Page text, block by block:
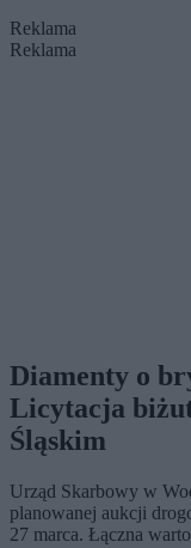
Reklama
Reklama
Diamenty o
Licytacja
Śląskim
Urząd Skarbowy w
planowanej aukcji
27 marca. Łączna